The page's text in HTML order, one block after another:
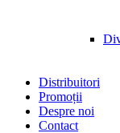
Distribuitori
Promoții
Despre noi
Contact